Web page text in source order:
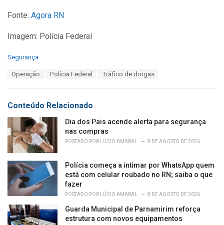
Fonte: Agora RN
Imagem: Polícia Federal
C
o
r
i
e
s
:
Segurança
:
Operação Polícia Federal Tráfico de drogas
Conteúdo Relacionado
Dia dos Pais acende alerta para segurança
nas compras
POSTADO POR LÚCIO AMARAL 8 DE AGOSTO DE 2026
Polícia começa a intimar por WhatsApp quem
está com celular roubado no RN; saiba o que
fazer
POSTADO POR LÚCIO AMARAL 8 DE AGOSTO DE 2026
Guarda Municipal de Parnamirim reforça
estrutura com novos equipamentos